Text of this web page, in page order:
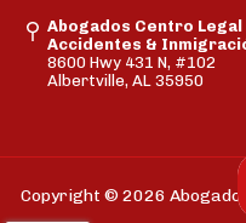
Abogados Centro Legal
Accidentes &
8600 Hwy 431 N, #102
Albertville, AL 35950
Copyright © 2026